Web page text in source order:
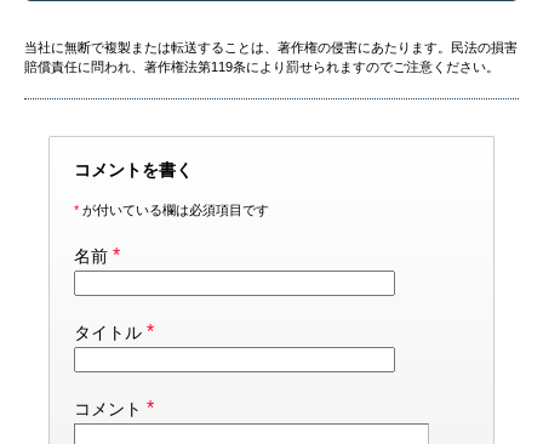
当社に無断で複製または転送することは、著作権の侵害にあたります。民法の損害
賠償責任に問われ、著作権法第119条により罰せられますのでご注意ください。
コメントを書く
* が付いている欄は必須項目です
名前 *
タイトル *
コメント *